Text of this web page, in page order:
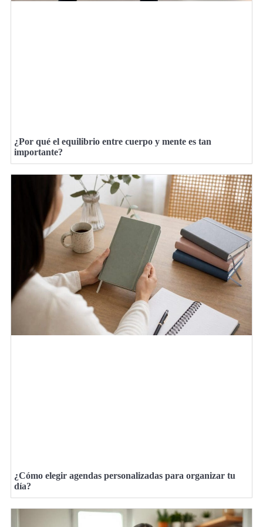
¿Por qué el equilibrio entre cuerpo y mente es tan
importante?
¿Cómo elegir agendas personalizadas para organizar tu
día?